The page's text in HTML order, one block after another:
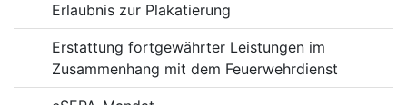
Erlaubnis zur Plakatierung
Erstattung fortgewährter Leistungen im
Zusammenhang mit dem Feuerwehrdienst